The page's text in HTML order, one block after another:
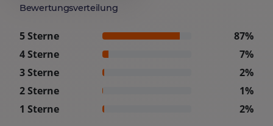
Bewertungsverteilung
5 Sterne
87%
4 Sterne
7%
3 Sterne
2%
2 Sterne
1%
1 Sterne
2%